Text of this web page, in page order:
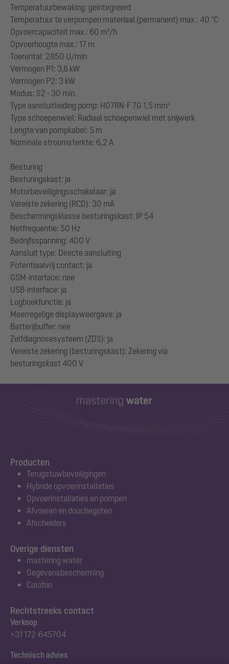
Temperatuurbewaking: geïntegreerd
Temperatuur te verpompen materiaal (permanent) max.: 40 °C
Opvoercapaciteit max.: 60 m³/h
Opvoerhoogte max.: 17 m
Toerental: 2850 U/min
Vermogen P1: 3,6 kW
Vermogen P2: 3 kW
Modus: S2 - 30 min.
Type aansluitleiding pomp: H07RN-F 7G 1,5 mm²
Type schoepenwiel: Radiaal schoepenwiel met snijwerk
Lengte van pompkabel: 5 m
Nominale stroomsterkte: 6,2 A
Besturing
Besturingskast: ja
Motorbeveiligingsschakelaar: ja
Vereiste zekering (RCD): 30 mA
Beschermingsklasse besturingskast: IP 54
Netfrequentie: 50 Hz
Bedrijfsspanning: 400 V
Aansluit type: Directe aansluiting
Potentiaalvrij contact: ja
GSM-interface: nee
USB-interface: ja
Logboekfunctie: ja
Meerregelige displayweergave: ja
Batterijbuffer: nee
Zelfdiagnosesysteem (ZDS): ja
Vereiste zekering (besturingskast): Zekering via
Producten
Terugstuwbeveiligingen
Hybride opvoerinstallaties
Opvoerinstallaties en pompen
Afvoeren en douchegoten
Afscheiders
Rechtstreeks contact
Verkoop
+31 172-645704
Technisch advies
Overige diensten
mastering water
Gegevensbescherming
Colofon